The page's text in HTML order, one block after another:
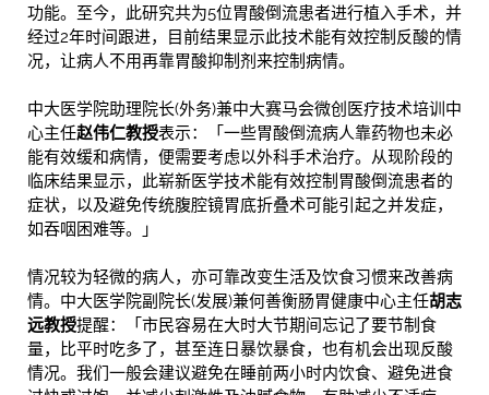
功能。至今，此研究共为5位胃酸倒流患者进行植入手术，并
经过2年时间跟进，目前结果显示此技术能有效控制反酸的情
况，让病人不用再靠胃酸抑制剂来控制病情。
中大医学院助理院长(外务)兼中大赛马会微创医疗技术培训中
心主任赵伟仁教授表示：「一些胃酸倒流病人靠药物也未必
能有效缓和病情，便需要考虑以外科手术治疗。从现阶段的
临床结果显示，此崭新医学技术能有效控制胃酸倒流患者的
症状，以及避免传统腹腔镜胃底折叠术可能引起之并发症，
如吞咽困难等。」
情况较为轻微的病人，亦可靠改变生活及饮食习惯来改善病
情。中大医学院副院长(发展)兼何善衡肠胃健康中心主任胡志
远教授提醒：「市民容易在大时大节期间忘记了要节制食
量，比平时吃多了，甚至连日暴饮暴食，也有机会出现反酸
情况。我们一般会建议避免在睡前两小时内饮食、避免进食